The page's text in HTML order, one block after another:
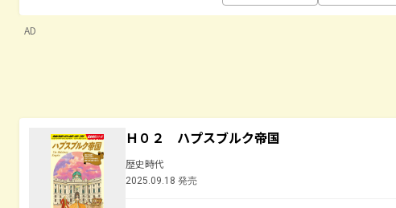
AD
Ｈ０２ ハプスブルク帝国
歴史時代
2025.09.18 発売